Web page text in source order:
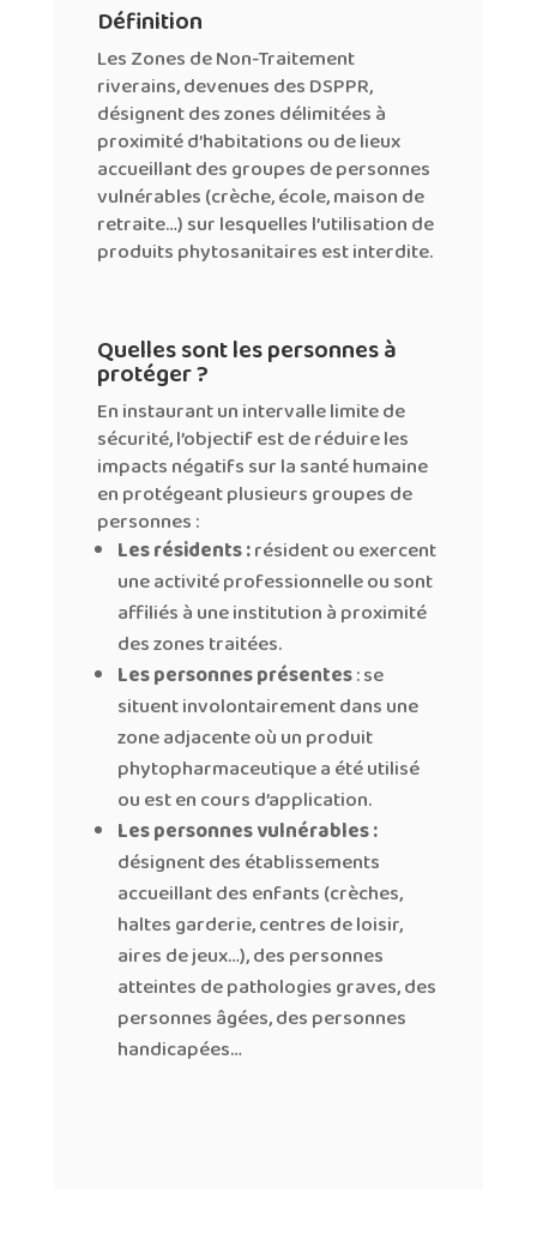
Définition
Les Zones de Non-Traitement
riverains, devenues des DSPPR,
désignent des zones délimitées à
proximité d’habitations ou de lieux
accueillant des groupes de personnes
vulnérables (crèche, école, maison de
retraite…) sur lesquelles l’utilisation de
produits phytosanitaires est interdite.
Quelles sont les personnes à
protéger ?
En instaurant un intervalle limite de
sécurité, l’objectif est de réduire les
impacts négatifs sur la santé humaine
en protégeant plusieurs groupes de
personnes :
Les résidents :résident ou exercent
une activité professionnelle ou sont
affiliés à une institution à proximité
des zones traitées.
Les personnes présentes: se
situent involontairement dans une
zone adjacente où un produit
phytopharmaceutique a été utilisé
ou est en cours d’application.
Les personnes vulnérables :
désignent des établissements
accueillant des enfants (crèches,
haltes garderie, centres de loisir,
aires de jeux…), des personnes
atteintes de pathologies graves, des
personnes âgées, des personnes
handicapées…